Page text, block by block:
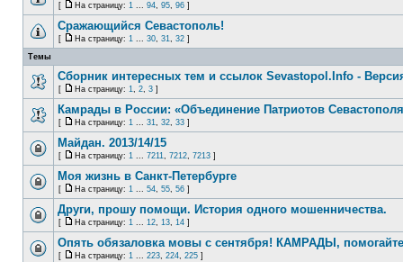
[ На страницу: 1 ... 94, 95, 96 ]
Сражающийся Севастополь!
[ На страницу: 1 ... 30, 31, 32 ]
Темы
Сборник интересных тем и ссылок Sevastopol.Info -
[ На страницу: 1, 2, 3 ]
Камрады в России: «Объединение Патриотов
[ На страницу: 1 ... 31, 32, 33 ]
Майдан. 2013/14/15
[ На страницу: 1 ... 7211, 7212, 7213 ]
Моя жизнь в Санкт-Петербурге
[ На страницу: 1 ... 54, 55, 56 ]
Други, прошу помощи. История одного мошенничества.
[ На страницу: 1 ... 12, 13, 14 ]
Опять обязаловка мовы с сентября! КАМРАДЫ,
[ На страницу: 1 ... 223, 224, 225 ]